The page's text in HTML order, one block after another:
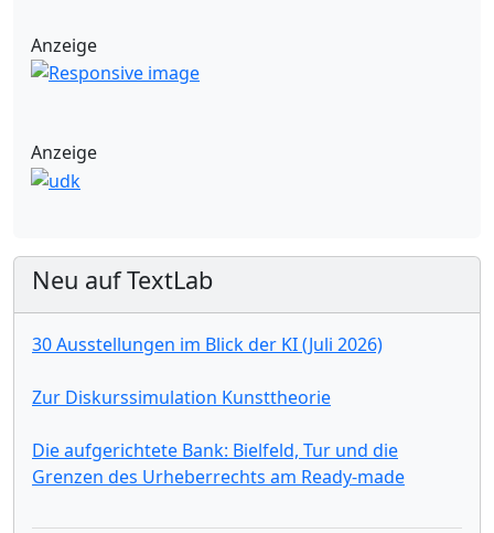
Anzeige
Anzeige
Neu auf TextLab
30 Ausstellungen im Blick der KI (Juli 2026)
Zur Diskurssimulation Kunsttheorie
Die aufgerichtete Bank: Bielfeld, Tur und die
Grenzen des Urheberrechts am Ready-made